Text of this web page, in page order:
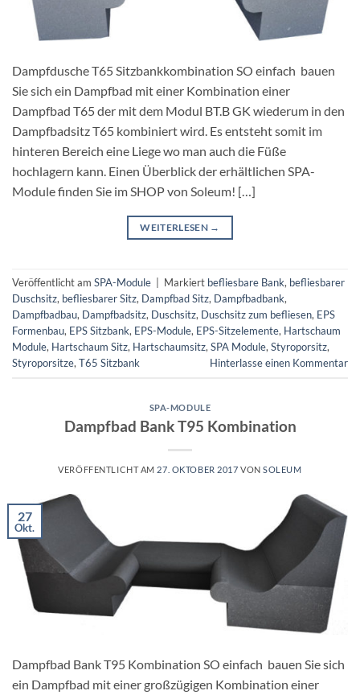
Dampfdusche T65 Sitzbankkombination SO einfach bauen
Sie sich ein Dampfbad mit einer Kombination einer
Dampfbad T65 der mit dem Modul BT.B GK wiederum in den
Dampfbadsitz T65 kombiniert wird. Es entsteht somit im
hinteren Bereich eine Liege wo man auch die Füße
hochlagern kann. Einen Überblick der erhältlichen SPA-
Module finden Sie im SHOP von Soleum! […]
WEITERLESEN →
Veröffentlicht am SPA-Module Markiert befliesbare Bank, befliesbarer
Duschsitz, befliesbarer Sitz, Dampfbad Sitz, Dampfbadbank,
Dampfbadbau, Dampfbadsitz, Duschsitz, Duschsitz zum befliesen, EPS
Formenbau, EPS Sitzbank, EPS-Module, EPS-Sitzelemente, Hartschaum
Module, Hartschaum Sitz, Hartschaumsitz,SPA Module,Styroporsitz,
Styroporsitze,T65 Sitzbank Hinterlasse einen Kommentar
SPA-MODULE
Dampfbad Bank T95 Kombination
VERÖFFENTLICHT AM 27. OKTOBER 2017 VONSOLEUM
27
Okt.
Dampfbad Bank T95 Kombination SO einfach bauen Sie sich
ein Dampfbad mit einer großzügigen Kombination einer